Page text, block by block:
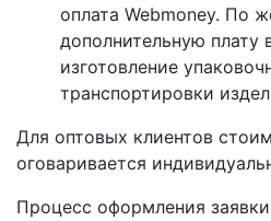
оплата Webmoney. По
дополнительную плату
изготовление
транспортировки
Для оптовых клиентов
оговаривается
Процесс оформления